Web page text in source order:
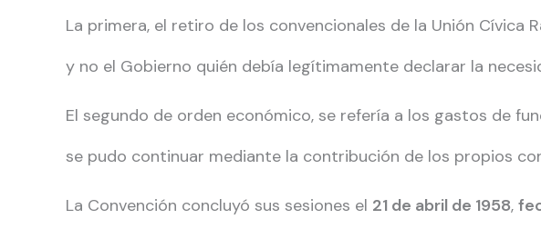
La primera, el retiro de los convencionales de la Unión
y no el Gobierno quién debía legítimamente declarar la
El segundo de orden económico, se refería a los gastos de
se pudo continuar mediante la contribución de los propios
La Convención concluyó sus sesiones el 21 de abril de 1958,